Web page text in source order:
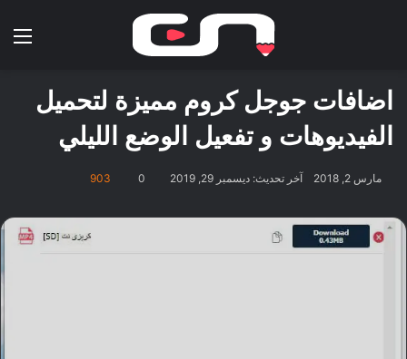
اضافات جوجل كروم مميزة لتحميل
الفيديوهات و تفعيل الوضع الليلي
مارس 2, 2018 آخر تحديث: ديسمبر 29, 2019 0
903